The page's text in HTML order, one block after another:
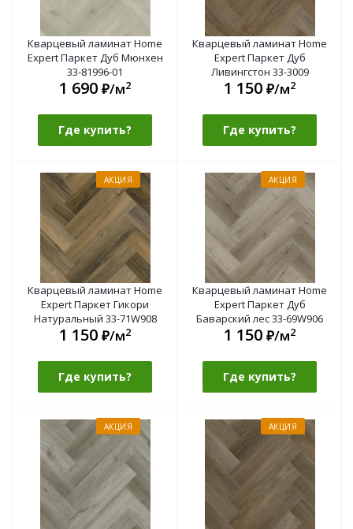
Кварцевый ламинат Home
Expert Паркет Дуб Мюнхен
33-81996-01
1 690 ₽/м2
Где купить?
Кварцевый ламинат Home
Expert Паркет Дуб
Ливингстон 33-3009
1 150 ₽/м2
Где купить?
АКЦИЯ
Кварцевый ламинат Home
Expert Паркет Гикори
Натуральный 33-71W908
1 150 ₽/м2
Где купить?
АКЦИЯ
Кварцевый ламинат Home
Expert Паркет Дуб
Баварский лес 33-69W906
1 150 ₽/м2
Где купить?
АКЦИЯ АКЦИЯ